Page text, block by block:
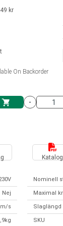
DC motorer
kr
On Backorder
-
Katalog
Nominell
Nej Maximal
s Slaglängd
SKU